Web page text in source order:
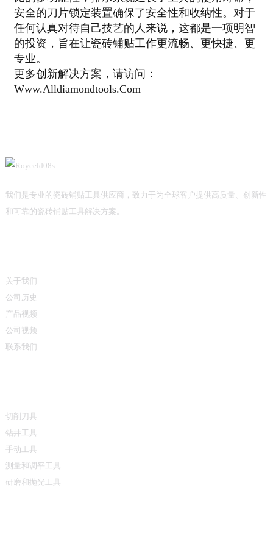
安全的刀片锁定装置确保了安全性和收纳性。对于
任何认真对待自己技艺的人来说，这都是一项明智
的投资，旨在让瓷砖铺贴工作更流畅、更快捷、更
专业。
更多创新解决方案，请访问：
Www.alldiamondtools.com
我们是专业的瓷砖铺贴工具供应商，致力于为全球客户提供高质量、创新性
和可靠的瓷砖铺贴工具解决方案。
关于我们
公司历史
产品视频
公司视频
联系我们
切削刀具
钻井工具
手动工具
测量和调平工具
研磨和抛光工具